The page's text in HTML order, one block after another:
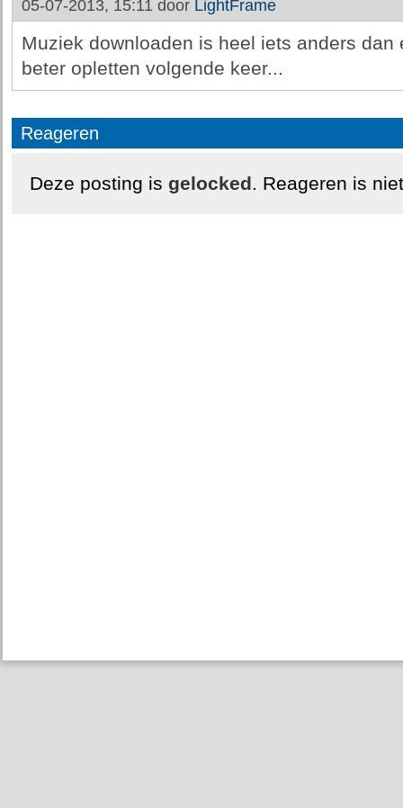
05-07-2013, 15:11 door LightFrame
Muziek downloaden is heel iets anders dan
beter opletten volgende keer...
Reageren
Deze posting is gelocked. Reageren is